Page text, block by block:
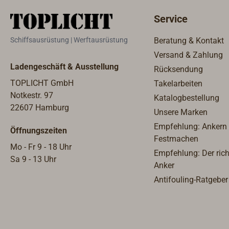
Sichtverhältnissen die Lage im
es zur Unterstützung von
Patrouillen, zur Identifizierung
von Navigationshilfen und zur
schnellen Lokalisierung von
Personen im Wasser während
aktiver Einsatzsituationen. Das
Wärmebildsystem hilft der
Besatzung, Personen, Schiffe
und Gefahren zu erkennen, wenn
die Sicht durch Dunkelheit,
Wetter, Rauch oder Blendung
den
und
Für
Lage
200
Schiffsausrüstung | Werftausrüstung
Ladengeschäft & Ausstellung
TOPLICHT GmbH
Notkestr. 97
22607 Hamburg
Öffnungszeiten
Mo - Fr 9 - 18 Uhr
Sa 9 - 13 Uhr
Service
Beratung & Kontakt
Versand & Zahlung
Rücksendung
Takelarbeiten
Katalogbestellung
Unsere Marken
Empfehlung: Ankern
Festmachen
Empfehlung: Der
Anker
Antifouling-Ratgeber